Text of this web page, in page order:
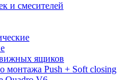
и смесителей
ящиков
монтажа Push + Soft closing